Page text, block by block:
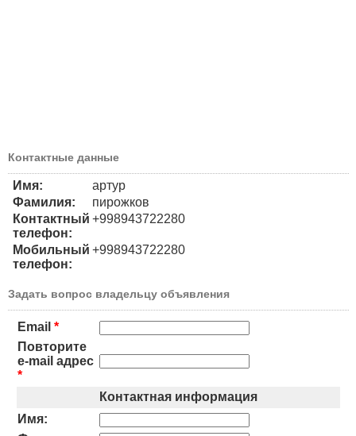
Контактные данные
Имя:
артур
Фамилия:
пирожков
Контактный
телефон:
+998943722280
Мобильный
телефон:
+998943722280
Задать вопрос владельцу объявления
Email *
Повторите
e-mail адрес
*
Контактная информация
Имя: